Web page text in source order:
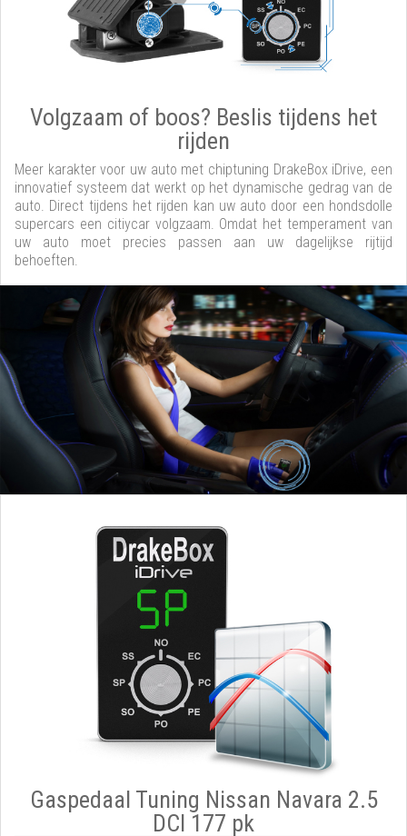
Volgzaam of boos? Beslis tijdens het
rijden
Meer karakter voor uw auto met chiptuning DrakeBox iDrive, een
innovatief systeem dat werkt op het dynamische gedrag van de
auto. Direct tijdens het rijden kan uw auto door een hondsdolle
supercars een citiycar volgzaam. Omdat het temperament van
uw auto moet precies passen aan uw dagelijkse rijtijd
behoeften.
Gaspedaal Tuning Nissan Navara 2.5
DCI 177 pk